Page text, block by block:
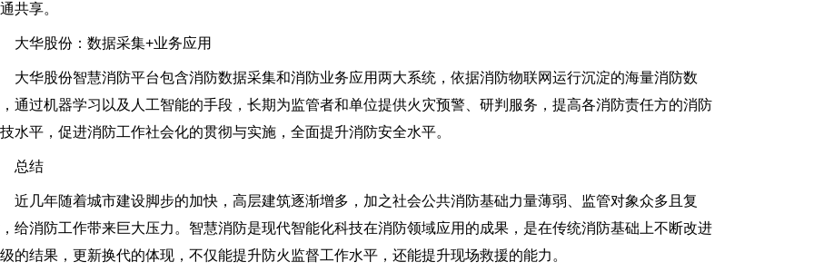
共享。
华股份：数据采集+业务应用
华股份智慧消防平台包含消防数据采集和消防业务应用两大系统，依据消防物联网运行沉淀的海量消防数
通过机器学习以及人工智能的手段，长期为监管者和单位提供火灾预警、研判服务，提高各消防责任方的消防
水平，促进消防工作社会化的贯彻与实施，全面提升消防安全水平。
结
几年随着城市建设脚步的加快，高层建筑逐渐增多，加之社会公共消防基础力量薄弱、监管对象众多且复
给消防工作带来巨大压力。智慧消防是现代智能化科技在消防领域应用的成果，是在传统消防基础上不断改进
的结果，更新换代的体现，不仅能提升防火监督工作水平，还能提升现场救援的能力。